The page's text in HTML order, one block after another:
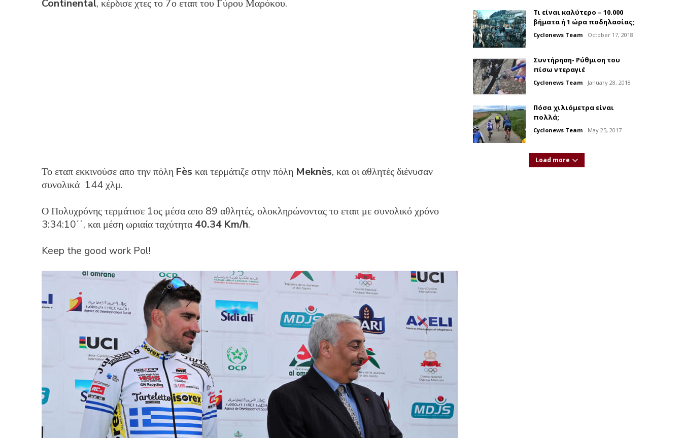
Continental, κέρδισε χτες το 7ο εταπ του Γύρου Μαρόκου.
Το εταπ εκκινούσε απο την πόλη Fès και τερμάτιζε στην πόλη Meknès, και οι αθλητές διένυσαν
συνολικά 144 χλμ.
Ο Πολυχρόνης τερμάτισε 1ος μέσα απο 89 αθλητές, ολοκληρώνοντας το εταπ με συνολικό χρόνο
3:34:10΄΄, και μέση ωριαία ταχύτητα 40.34 Km/h.
Keep the good work Pol!
Τι είναι καλύτερο – 10.000
βήματα ή 1 ώρα ποδηλασίας;
Cyclonews Team October 17, 2018
Συντήρηση- Ρύθμιση του
πίσω ντεραγιέ
Cyclonews Team January 28, 2018
Πόσα χιλιόμετρα είναι
πολλά;
Cyclonews Team May 25, 2017
Load more